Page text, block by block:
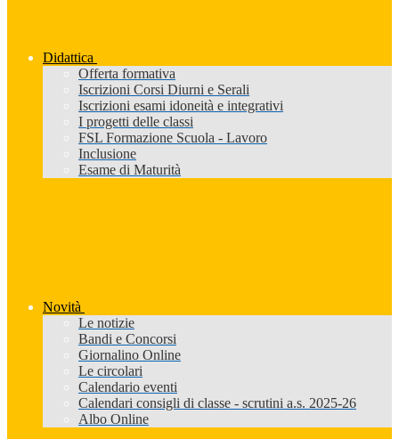
Didattica
Offerta formativa
Iscrizioni Corsi Diurni e Serali
Iscrizioni esami idoneità e integrativi
I progetti delle classi
FSL Formazione Scuola - Lavoro
Inclusione
Esame di Maturità
Novità
Le notizie
Bandi e Concorsi
Giornalino Online
Le circolari
Calendario eventi
Calendari consigli di classe - scrutini a.s. 2025-26
Albo Online